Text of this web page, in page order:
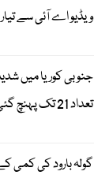
ویڈیو اے آئی سے
جنوبی کوریا میں
تعداد 21 تک پہنچ گئی
گولہ بارود کی کمی